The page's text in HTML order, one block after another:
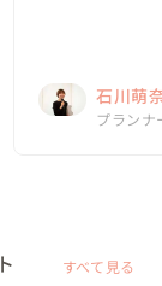
石川萌
ミ
プランナ
すべて見る